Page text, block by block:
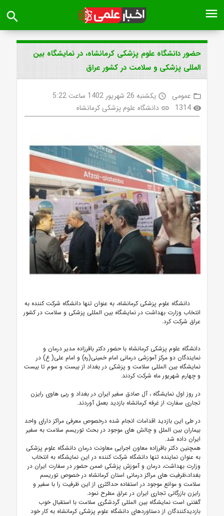
menu
search
حضور دانشگاه علوم پزشکی کرمانشاه، در نمایشگاه بین
المللی پزشکی و سلامت در کشور عراق
folder_open عمومی access_time یکشنبه 26 شهریور 1402 ساعت 5:22
visibility
1314
link دانشگاه علوم پزشکی کرمانشاه
دانشگاه علوم پزشکی کرمانشاه، به عنوان تنها دانشگاه شرکت کننده به
انتخاب وزارت بهداشت در نمایشگاه بین المللی پزشکی و سلامت در کشور
عراق شرکت کرد.
دانشگاه علوم پزشکی کرمانشاه با حضور دکتر باقرزاده مدیر درمان و
نمایندگان دو مرکز آموزشی درمانی امام خمینی(ره) و امام علی( ع) در
نمایشگاه بین المللی سلامت و پزشکی در بغداد از بیست و سوم تا بیست
و چهارم شهریور ماه شرکت کردند.
در روز اول نمایشگاه ، آل صادق سفیر ایران در بغداد و ربی هاوی رایزن
تجاری سفارت از غرفه کرمانشاه بازدید بعمل آوردند.
در طی این بازدید اقدامات انجام شده درخصوص معرفی مراکز دارای واحد
بیماران بین الملل و چالش های موجود در بحث توریسم سلامت به سفیر
ایران داده شد.
همچنین دکتر باقرزاده معاون اجرایی معاونت درمان دانشگاه علوم پزشکی
به عنوان نماینده تنها دانشگاه شرکت کننده در این نمایشگاه به انتخاب
وزارت بهداشت، درمان و آموزش پزشکی ضمن حضور در سفارت ایران در
بغداد،ظرفیت های مراکز درمانی استان کرمانشاه در خصوص توریسم
سلامت و موانع موجود در استفاده حداکثری از این ظرفیت را با سفیر و
رایزن بازرگانی تجاری ایران در عراق مطرح نمود.
گفتنی است نمایشگاه بین المللی گردشگری سلامت با استقبال خوب
بازدیدکنندگان از دستاوردهای دانشگاه علوم پزشکی کرمانشاه به کار خود